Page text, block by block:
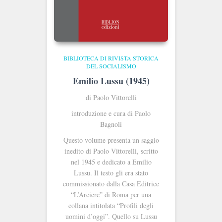
BIBLIOTECA DI RIVISTA STORICA
DEL SOCIALISMO
Emilio Lussu (1945)
di Paolo Vittorelli
introduzione e cura di Paolo
Bagnoli
Questo volume presenta un saggio
inedito di Paolo Vittorelli, scritto
nel 1945 e dedicato a Emilio
Lussu. Il testo gli era stato
commissionato dalla Casa Editrice
“L’Arciere” di Roma per una
collana intitolata “Profili degli
uomini d’oggi”. Quello su Lussu